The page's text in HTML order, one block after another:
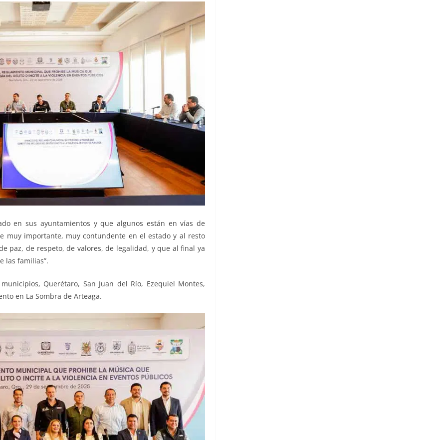
en sus ayuntamientos y que algunos están en vías de
muy importante, muy contundente en el estado y al resto
paz, de respeto, de valores, de legalidad, y que al final ya
las familias”.
Querétaro, San Juan del Río, Ezequiel Montes,
en La Sombra de Arteaga.